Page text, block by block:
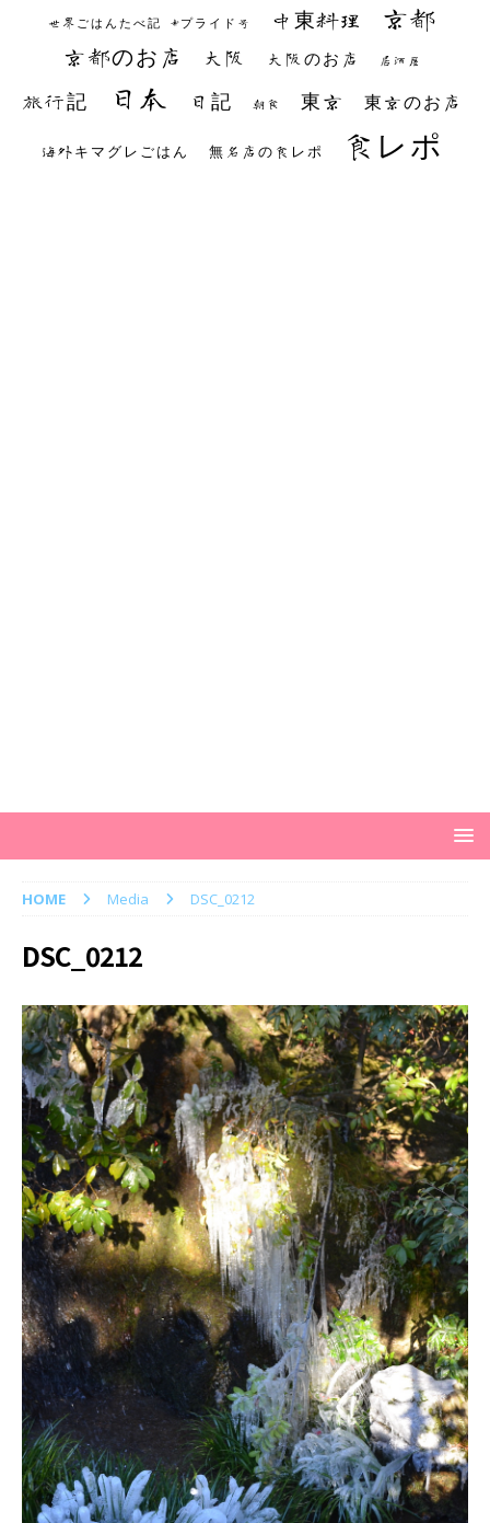
世界ごはんたべ記 #プライド号 中東料理 京都
京都のお店 大阪 大阪のお店 居酒屋
旅行記 日本 日記 朝食 東京 東京のお店
海外キマグレごはん 無名店の食レポ 食レポ
HOME Media DSC_0212
DSC_0212